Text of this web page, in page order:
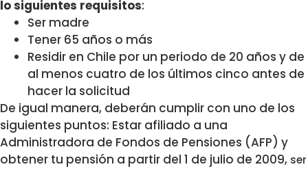
lo siguientes requisitos:
Ser madre
Tener 65 años o más
Residir en Chile por un periodo de 20 años y de
al menos cuatro de los últimos cinco antes de
hacer la solicitud
De igual manera, deberán cumplir con uno de los
siguientes puntos: Estar afiliado a una
Administradora de Fondos de Pensiones (AFP) y
obtener tu pensión a partir del 1 de julio de 2009, ser